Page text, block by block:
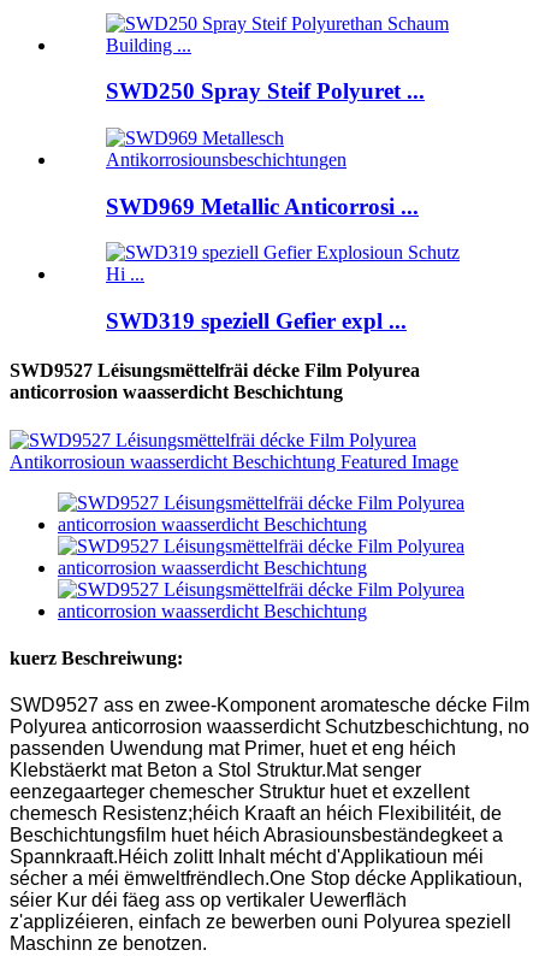
SWD250 Spray Steif Polyuret ...
SWD969 Metallic Anticorrosi ...
SWD319 speziell Gefier expl ...
SWD9527 Léisungsmëttelfräi décke Film Polyurea
anticorrosion waasserdicht Beschichtung
kuerz Beschreiwung:
SWD9527 ass en zwee-Komponent aromatesche décke Film
Polyurea anticorrosion waasserdicht Schutzbeschichtung, no
passenden Uwendung mat Primer, huet et eng héich
Klebstäerkt mat Beton a Stol Struktur.Mat senger
eenzegaarteger chemescher Struktur huet et exzellent
chemesch Resistenz;héich Kraaft an héich Flexibilitéit, de
Beschichtungsfilm huet héich Abrasiounsbeständegkeet a
Spannkraaft.Héich zolitt Inhalt mécht d'Applikatioun méi
sécher a méi ëmweltfrëndlech.One Stop décke Applikatioun,
séier Kur déi fäeg ass op vertikaler Uewerfläch
z'applizéieren, einfach ze bewerben ouni Polyurea speziell
Maschinn ze benotzen.